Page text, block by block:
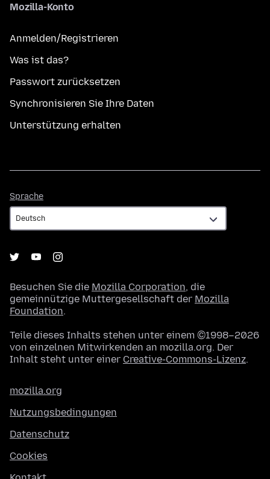
Mozilla-Konto
Anmelden/Registrieren
Was ist das?
Passwort zurücksetzen
Synchronisieren Sie Ihre Daten
Unterstützung erhalten
Sprache
Besuchen Sie die Mozilla Corporation, die
gemeinnützige Muttergesellschaft der Mozilla
Foundation.
Teile dieses Inhalts stehen unter einem ©1998–2026
von einzelnen Mitwirkenden an mozilla.org. Der
Inhalt steht unter einer Creative-Commons-Lizenz.
mozilla.org
Nutzungsbedingungen
Datenschutz
Cookies